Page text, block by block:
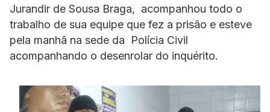
Jurandir de Sousa Braga, acompanhou todo o
trabalho de sua equipe que fez a prisão e esteve
pela manhã na sede da Polícia Civil
acompanhando o desenrolar do inquérito.